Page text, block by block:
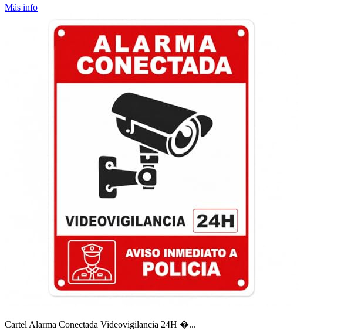
Más info
Cartel Alarma Conectada Videovigilancia 24H �...